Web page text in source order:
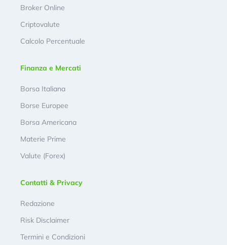
Broker Online
Criptovalute
Calcolo Percentuale
Finanza e Mercati
Borsa Italiana
Borse Europee
Borsa Americana
Materie Prime
Valute (Forex)
Contatti & Privacy
Redazione
Risk Disclaimer
Termini e Condizioni